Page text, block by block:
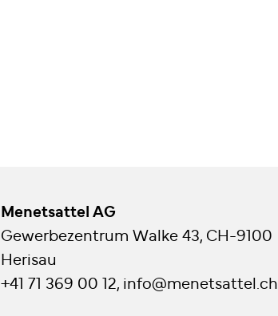
Menetsattel AG
Gewerbezentrum Walke 43, CH-9100
Herisau
+41 71 369 00 12, info@menetsattel.ch